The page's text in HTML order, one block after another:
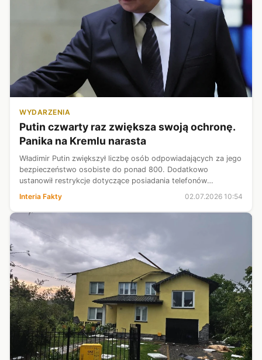
WYDARZENIA
Putin czwarty raz zwiększa swoją ochronę.
Panika na Kremlu narasta
Władimir Putin zwiększył liczbę osób odpowiadających za jego
bezpieczeństwo osobiste do ponad 800. Dodatkowo
ustanowił restrykcje dotyczące posiadania telefonów
znajdujących się w jego otoczeniu. To już...
Interia Fakty 02.07.2026 10:54